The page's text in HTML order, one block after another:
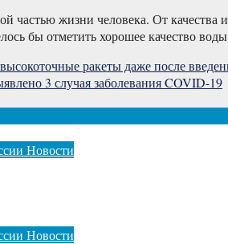
частью жизни человека. От
бы отметить хорошее качество
ракеты даже после
3 случая заболевания COVID-19
Новости
Новости